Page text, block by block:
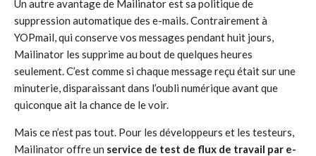
Un autre avantage de Mailinator est sa politique de
suppression automatique des e-mails. Contrairement à
YOPmail, qui conserve vos messages pendant huit jours,
Mailinator les supprime au bout de quelques heures
seulement. C’est comme si chaque message reçu était sur une
minuterie, disparaissant dans l’oubli numérique avant que
quiconque ait la chance de le voir.
Mais ce n’est pas tout. Pour les développeurs et les testeurs,
Mailinator offre un service de test de flux de travail par e-